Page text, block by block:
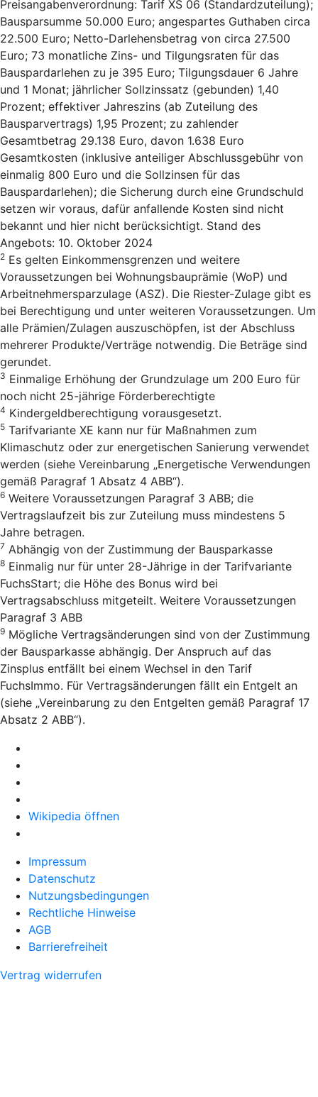
Preisangabenverordnung: Tarif XS 06 (Standardzuteilung);
Bausparsumme 50.000 Euro; angespartes Guthaben circa
22.500 Euro; Netto-Darlehensbetrag von circa 27.500
Euro; 73 monatliche Zins- und Tilgungsraten für das
Bauspardarlehen zu je 395 Euro; Tilgungsdauer 6 Jahre
und 1 Monat; jährlicher Sollzinssatz (gebunden) 1,40
Prozent; effektiver Jahreszins (ab Zuteilung des
Bausparvertrags) 1,95 Prozent; zu zahlender
Gesamtbetrag 29.138 Euro, davon 1.638 Euro
Gesamtkosten (inklusive anteiliger Abschlussgebühr von
einmalig 800 Euro und die Sollzinsen für das
Bauspardarlehen); die Sicherung durch eine Grundschuld
setzen wir voraus, dafür anfallende Kosten sind nicht
bekannt und hier nicht berücksichtigt. Stand des
Angebots: 10. Oktober 2024
2 Es gelten Einkommensgrenzen und weitere
Voraussetzungen bei Wohnungsbauprämie (WoP) und
Arbeitnehmersparzulage (ASZ). Die Riester-Zulage gibt es
bei Berechtigung und unter weiteren Voraussetzungen. Um
alle Prämien/Zulagen auszuschöpfen, ist der Abschluss
mehrerer Produkte/Verträge notwendig. Die Beträge sind
gerundet.
3 Einmalige Erhöhung der Grundzulage um 200 Euro für
noch nicht 25-jährige Förderberechtigte
4 Kindergeldberechtigung vorausgesetzt.
5 Tarifvariante XE kann nur für Maßnahmen zum
Klimaschutz oder zur energetischen Sanierung verwendet
werden (siehe Vereinbarung „Energetische Verwendungen
gemäß Paragraf 1 Absatz 4 ABB“).
6 Weitere Voraussetzungen Paragraf 3 ABB; die
Vertragslaufzeit bis zur Zuteilung muss mindestens 5
Jahre betragen.
7 Abhängig von der Zustimmung der Bausparkasse
8 Einmalig nur für unter 28-Jährige in der Tarifvariante
FuchsStart; die Höhe des Bonus wird bei
Vertragsabschluss mitgeteilt. Weitere Voraussetzungen
Paragraf 3 ABB
9 Mögliche Vertragsänderungen sind von der Zustimmung
der Bausparkasse abhängig. Der Anspruch auf das
Zinsplus entfällt bei einem Wechsel in den Tarif
FuchsImmo. Für Vertragsänderungen fällt ein Entgelt an
(siehe „Vereinbarung zu den Entgelten gemäß Paragraf 17
Absatz 2 ABB“).
Wikipedia öffnen
Impressum
Datenschutz
Nutzungsbedingungen
Rechtliche Hinweise
AGB
Barrierefreiheit
Vertrag widerrufen